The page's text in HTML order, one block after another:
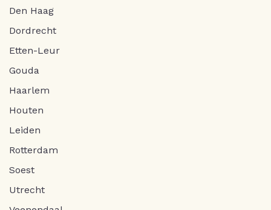
Den Haag
Dordrecht
Etten-Leur
Gouda
Haarlem
Houten
Leiden
Rotterdam
Soest
Utrecht